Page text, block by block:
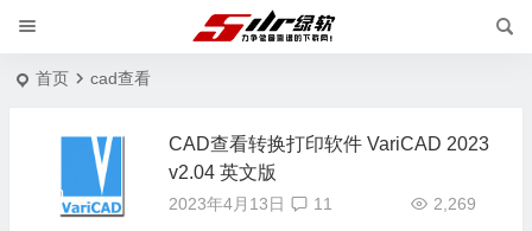
首页 cad查看
CAD查看转换打印软件 VariCAD 2023
v2.04 英文版
2023年4月13日 2,269
11